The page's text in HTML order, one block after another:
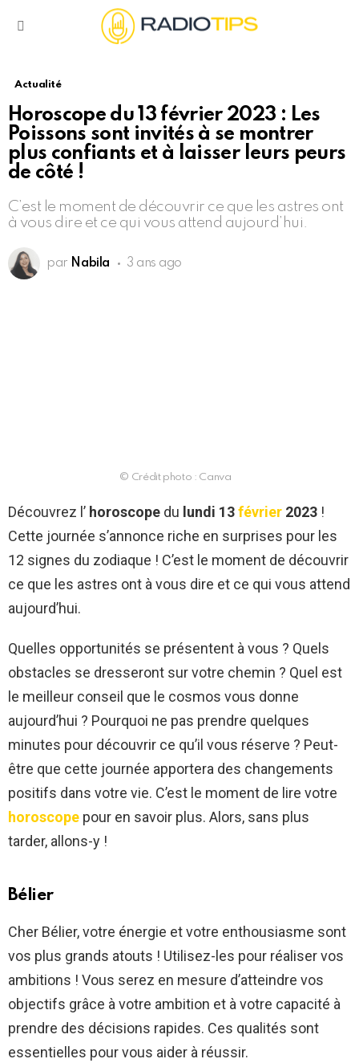
Actualité
Horoscope du 13 février 2023 : Les
Poissons sont invités à se montrer
plus confiants et à laisser leurs peurs
de côté !
C’est le moment de découvrir ce que les astres ont
à vous dire et ce qui vous attend aujourd’hui.
par Nabila 3 ans ago
© Crédit photo : Canva
Découvrez l’ horoscope du lundi 13février 2023 !
Cette journée s’annonce riche en surprises pour les
12 signes du zodiaque ! C’est le moment de découvrir
ce que les astres ont à vous dire et ce qui vous attend
aujourd’hui.
Quelles opportunités se présentent à vous ? Quels
obstacles se dresseront sur votre chemin ? Quel est
le meilleur conseil que le cosmos vous donne
aujourd’hui ? Pourquoi ne pas prendre quelques
minutes pour découvrir ce qu’il vous réserve ? Peut-
être que cette journée apportera des changements
positifs dans votre vie. C’est le moment de lire votre
horoscope pour en savoir plus. Alors, sans plus
tarder, allons-y !
Bélier
Cher Bélier, votre énergie et votre enthousiasme sont
vos plus grands atouts ! Utilisez-les pour réaliser vos
ambitions ! Vous serez en mesure d’atteindre vos
objectifs grâce à votre ambition et à votre capacité à
prendre des décisions rapides. Ces qualités sont
essentielles pour vous aider à réussir.